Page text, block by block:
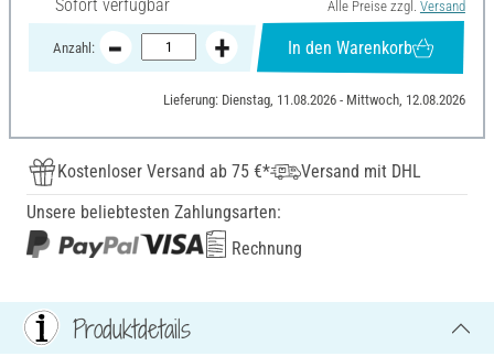
Sofort verfügbar
Alle Preise zzgl. Versand
Anzahl: In den Warenkorb
Lieferung: Dienstag, 11.08.2026 - Mittwoch, 12.08.2026
Kostenloser Versand ab 75 €*
Versand mit DHL
Unsere beliebtesten Zahlungsarten:
Rechnung
Produktdetails